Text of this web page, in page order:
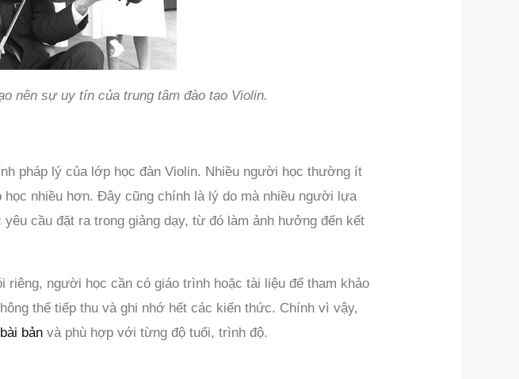
nên sự uy tín của trung tâm đào tạo Violin.
pháp lý của lớp học đàn Violin. Nhiều người học thường ít
nhiều hơn. Đây cũng chính là lý do mà nhiều người lựa
cầu đặt ra trong giảng dạy, từ đó làm ảnh hưởng đến kết
riêng, người học cần có giáo trình hoặc tài liệu để tham khảo
thể tiếp thu và ghi nhớ hết các kiến thức. Chính vì vậy,
bản và phù hợp với từng độ tuổi, trình độ.